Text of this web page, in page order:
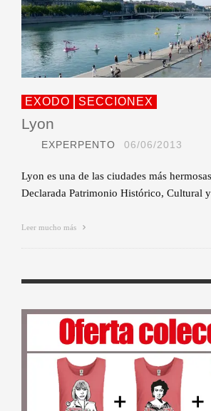
EXODO SECCIONEX
Lyon
EXPERPENTO 06/06/2013
Lyon es una de las ciudades más
Declarada Patrimonio Histórico, Cultural
Leer mucho más